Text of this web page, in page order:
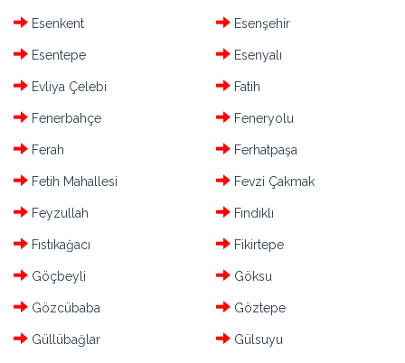
Esenkent Esenşehir
Esentepe Esenyalı
Evliya Çelebi Fatih
Fenerbahçe Feneryolu
Ferah Ferhatpaşa
Fetih Mahallesi Fevzi Çakmak
Feyzullah Fındıklı
Fıstıkağacı Fikirtepe
Göçbeyli Göksu
Gözcübaba Göztepe
Güllübağlar Gülsuyu